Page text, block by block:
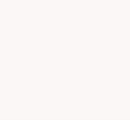
variável, a
sociedade